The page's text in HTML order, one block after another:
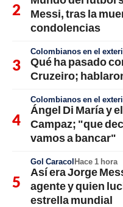
Messi, tras la
condolencias
Colombianos en el
Qué ha pasado
Cruzeiro;
Colombianos en el
Ángel Di María y
Campaz; "que
vamos a bancar"
Gol CaracolHace 1 hora
Así era Jorge
agente y quien
estrella mundial